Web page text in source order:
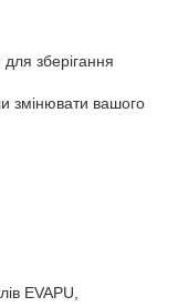
для зберігання
змінювати вашого
EVAPU,